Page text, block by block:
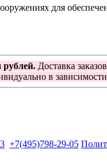
для
рублей. Доставка
в
+7(495)798-29-05